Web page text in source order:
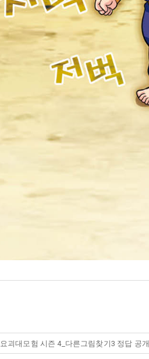
요괴대모험 시즌 4_다른그림찾기3 정답 공개